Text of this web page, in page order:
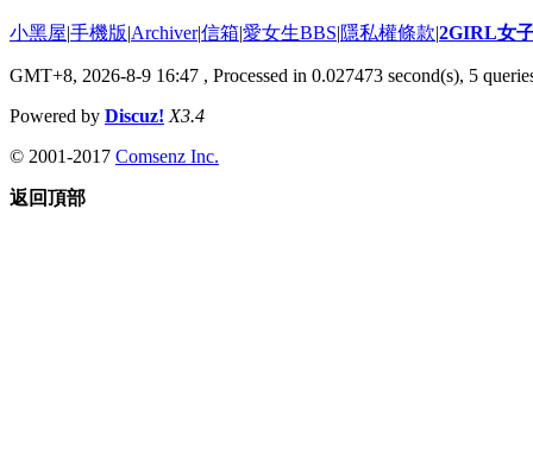
小黑屋|手機版|Archiver|信箱|愛女生BBS|隱私權條款|2GIRL女
GMT+8, 2026-8-9 16:47 , Processed in 0.027473 second(s), 5
Powered by Discuz! X3.4
© 2001-2017 Comsenz Inc.
返回頂部